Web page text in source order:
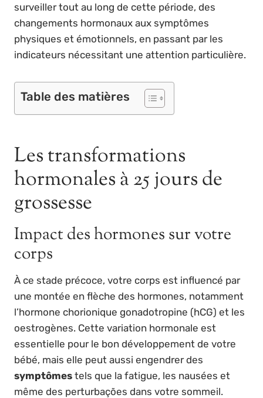
surveiller tout au long de cette période, des
changements hormonaux aux symptômes
physiques et émotionnels, en passant par les
indicateurs nécessitant une attention particulière.
Table des matières
Les transformations
hormonales à 25 jours de
grossesse
Impact des hormones sur votre
corps
À ce stade précoce, votre corps est influencé par
une montée en flèche des hormones, notamment
l’hormone chorionique gonadotropine (hCG) et les
oestrogènes. Cette variation hormonale est
essentielle pour le bon développement de votre
bébé, mais elle peut aussi engendrer des
symptômes tels que la fatigue, les nausées et
même des perturbações dans votre sommeil.